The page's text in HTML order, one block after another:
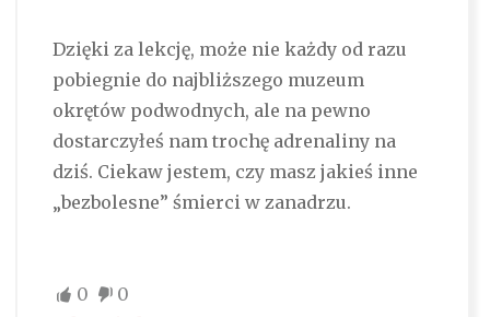
Dzięki za lekcję, może nie każdy od razu
pobiegnie do najbliższego muzeum
okrętów podwodnych, ale na pewno
dostarczyłeś nam trochę adrenaliny na
dziś. Ciekaw jestem, czy masz jakieś inne
„bezbolesne” śmierci w zanadrzu.
0
0